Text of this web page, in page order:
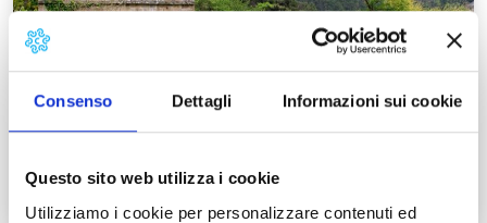
Consenso Dettagli Informazioni sui cookie
Questo sito web utilizza i cookie
Utilizziamo i cookie per personalizzare contenuti ed
San Giuliano Terme | Eremo di
Mirteto